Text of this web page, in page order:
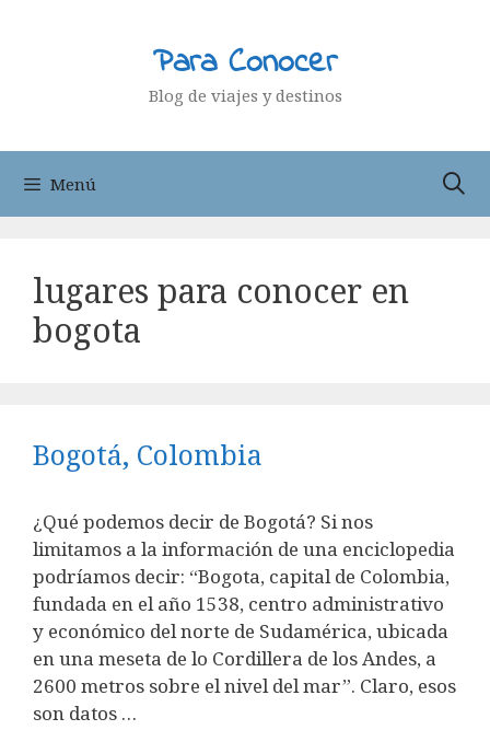
Para Conocer
Blog de viajes y destinos
Menú
lugares para conocer en
bogota
Bogotá, Colombia
¿Qué podemos decir de Bogotá? Si nos
limitamos a la información de una enciclopedia
podríamos decir: “Bogota, capital de Colombia,
fundada en el año 1538, centro administrativo
y económico del norte de Sudamérica, ubicada
en una meseta de lo Cordillera de los Andes, a
2600 metros sobre el nivel del mar”. Claro, esos
son datos …